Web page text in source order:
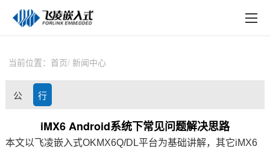
技术与支持
在线文档
在线购买
当前位置： 首页 新闻中心
公
动
行
业
资
iMX6 Android系统下常见问题解决思路
本文以飞凌嵌入式OKMX6Q/DL平台为基础讲解，其它iMX6